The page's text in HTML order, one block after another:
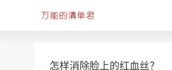
怎样消除脸上的红血丝？